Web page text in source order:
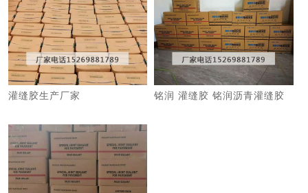
灌缝胶生产厂家 铭润 灌缝胶 铭润沥青灌缝胶